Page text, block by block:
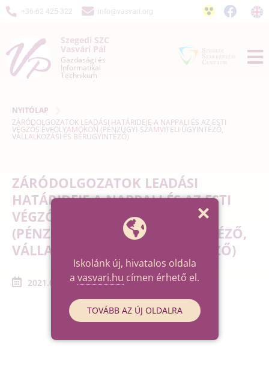
+36-62 425-322 info@vasvari.org
Szegedi SZC
Vasvári Pál
Gazdasági és
Informatikai
Technikum
NYITÓLAP
ZÁRÓDOLGOZATOK LEADÁSI HATÁRIDEJE A NAPPALI ÉS AZ ESTI
VÉGZŐS ÉVFOLYAMOKON (PÉNZÜGYI-SZÁMVITELI ÜGYINTÉZŐ,
VÁLLALKOZÁSI ÉS BÉRÜGYINTÉZŐ)
ZÁRÓDOLGOZATOK LEADÁSI
HATÁRIDEJE A NAPPALI ÉS AZ ESTI
VÉGZŐS ÉVFOLYAMOKON
(PÉNZÜGYI-SZÁMVITELI ÜGYINTÉZŐ,
VÁLLALKOZÁSI ÉS BÉRÜGYINTÉZŐ)
2021.04.15. - 2021.04.15.
Iskolánk új, hivatalos oldala
a vasvari.hu címen érhető el.
TOVÁBB AZ ÚJ OLDALRA